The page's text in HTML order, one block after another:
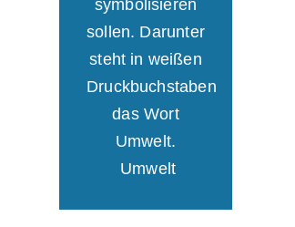
Umwelt